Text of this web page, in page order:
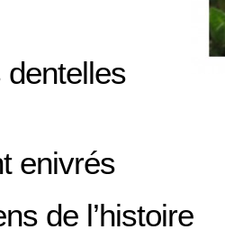
enivrés
de l’histoire